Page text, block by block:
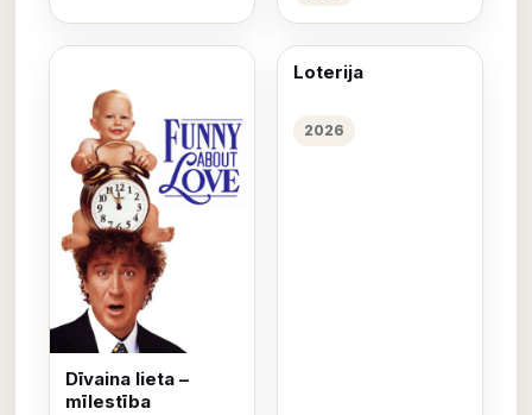
Dīvaina lieta –
mīlestība
Loterija
2026